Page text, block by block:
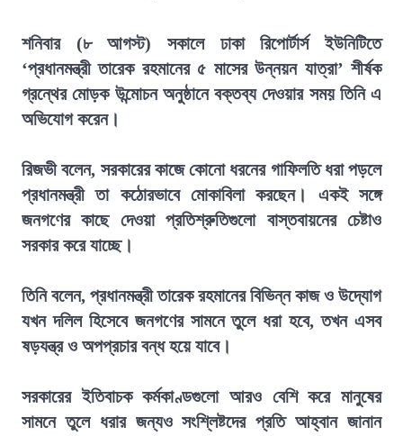
শনিবার (৮ আগস্ট) সকালে ঢাকা রিপোর্টার্স ইউনিটিতে
‘প্রধানমন্ত্রী তারেক রহমানের ৫ মাসের উন্নয়ন যাত্রা’ শীর্ষক
গ্রন্থের মোড়ক উন্মোচন অনুষ্ঠানে বক্তব্য দেওয়ার সময় তিনি এ
অভিযোগ করেন।
রিজভী বলেন, সরকারের কাজে কোনো ধরনের গাফিলতি ধরা পড়লে
প্রধানমন্ত্রী তা কঠোরভাবে মোকাবিলা করছেন। একই সঙ্গে
জনগণের কাছে দেওয়া প্রতিশ্রুতিগুলো বাস্তবায়নের চেষ্টাও
সরকার করে যাচ্ছে।
তিনি বলেন, প্রধানমন্ত্রী তারেক রহমানের বিভিন্ন কাজ ও উদ্যোগ
যখন দলিল হিসেবে জনগণের সামনে তুলে ধরা হবে, তখন এসব
ষড়যন্ত্র ও অপপ্রচার বন্ধ হয়ে যাবে।
সরকারের ইতিবাচক কর্মকাণ্ডগুলো আরও বেশি করে মানুষের
সামনে তুলে ধরার জন্যও সংশ্লিষ্টদের প্রতি আহ্বান জানান